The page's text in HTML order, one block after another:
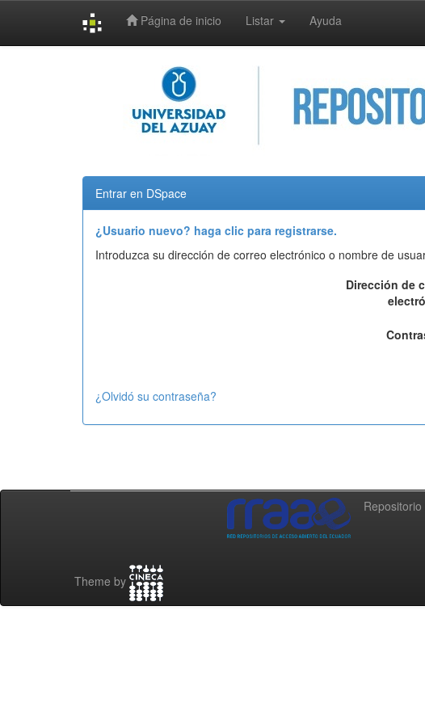
Página de inicio Listar Ayuda
Entrar en DSpace
¿Usuario nuevo? haga clic para registrarse.
Introduzca su dirección de correo electrónico o nombre de
Dirección de
¿Olvidó su contraseña?
Theme by